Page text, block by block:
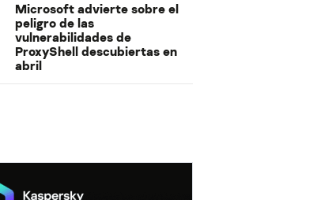
Microsoft advierte sobre el
peligro de las
vulnerabilidades de
ProxyShell descubiertas en
abril